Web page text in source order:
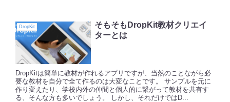
DropKit
そもそもDropKit教材クリエイ
ターとは
DropKitは簡単に教材が作れるアプリですが、当然のことながら必
要な教材を自分で全て作るのは大変なことです。 サンプルを元に
作り変えたり、学校内外の仲間と個人的に繋がって教材を共有す
る、そんな方も多いでしょう。 しかし、それだけではD...